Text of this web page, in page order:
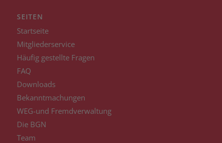
SEITEN
Startseite
Mitgliederservice
Häufig gestellte Fragen
FAQ
Downloads
Bekanntmachungen
WEG-und Fremdverwaltung
Die BGN
Team